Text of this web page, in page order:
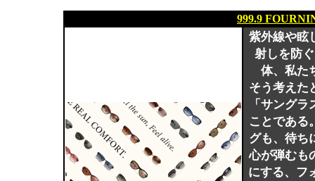
999.9
紫外線や眩
射しを防
体、私た
そう考えた
「サング
ことである
グも、待ち
心が弾むも
にする、フ